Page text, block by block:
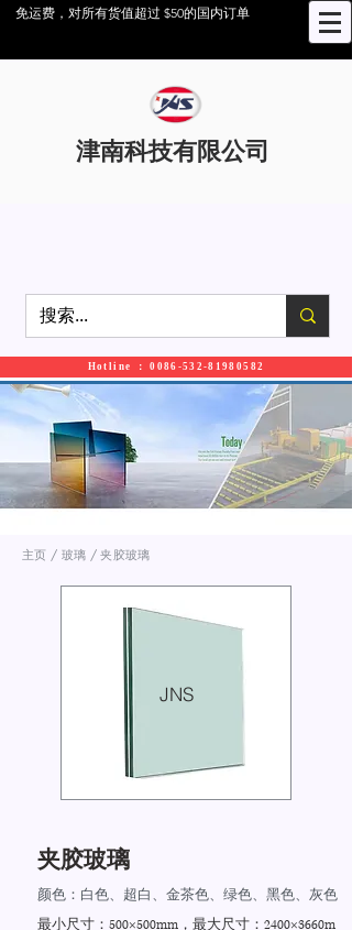
免运费，对所有货值超过 $50的国内订单
津南科技有限公司
Hotline ： 0086-532-81980582
主页 / 玻璃 / 夹胶玻璃
夹胶玻璃
颜色：白色、超白、金茶色、绿色、黑色、灰色
最小尺寸：500×500mm，最大尺寸：2400×3660m
JNS